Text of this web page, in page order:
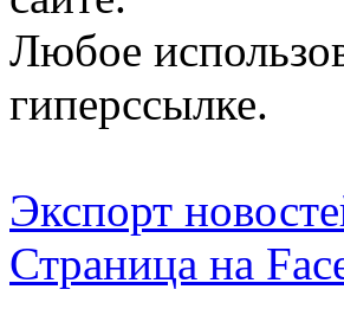
Любое
гиперссылке.
Экспорт
Страница на